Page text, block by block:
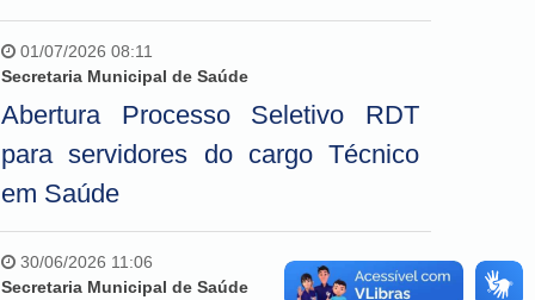
01/07/2026 08:11
Secretaria Municipal de Saúde
Abertura Processo Seletivo RDT
para servidores do cargo Técnico
em Saúde
30/06/2026 11:06
Secretaria Municipal de Saúde